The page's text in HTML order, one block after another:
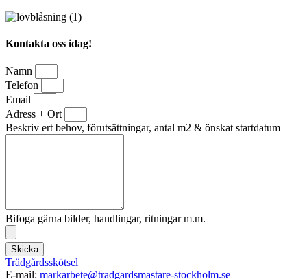
Kontakta oss idag!
Namn
Telefon
Email
Adress + Ort
Beskriv ert behov, förutsättningar, antal m2 & önskat startdatum
Bifoga gärna bilder, handlingar, ritningar m.m.
Skicka
Trädgårdsskötsel
E-mail: markarbete@tradgardsmastare-stockholm.se